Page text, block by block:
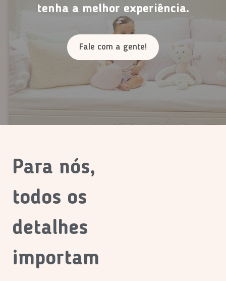
tenha a melhor experiência.
Fale com a gente!
Para nós,
todos os
detalhes
importam